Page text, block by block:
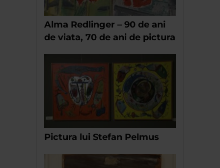
Alma Redlinger – 90 de ani
de viata, 70 de ani de pictura
Pictura lui Stefan Pelmus